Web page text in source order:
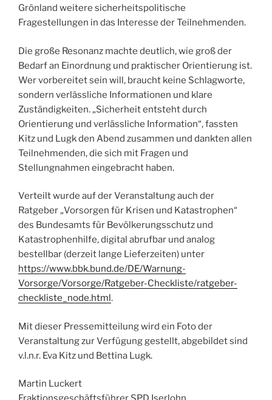
Grönland weitere sicherheitspolitische
Fragestellungen in das Interesse der Teilnehmenden.
Die große Resonanz machte deutlich, wie groß der
Bedarf an Einordnung und praktischer Orientierung ist.
Wer vorbereitet sein will, braucht keine Schlagworte,
sondern verlässliche Informationen und klare
Zuständigkeiten. „Sicherheit entsteht durch
Orientierung und verlässliche Information“, fassten
Kitz und Lugk den Abend zusammen und dankten allen
Teilnehmenden, die sich mit Fragen und
Stellungnahmen eingebracht haben.
Verteilt wurde auf der Veranstaltung auch der
Ratgeber „Vorsorgen für Krisen und Katastrophen“
des Bundesamts für Bevölkerungsschutz und
Katastrophenhilfe, digital abrufbar und analog
bestellbar (derzeit lange Lieferzeiten) unter
https://www.bbk.bund.de/DE/Warnung-
Vorsorge/Vorsorge/Ratgeber-Checkliste/ratgeber-
checkliste_node.html .
Mit dieser Pressemitteilung wird ein Foto der
Veranstaltung zur Verfügung gestellt, abgebildet sind
v.l.n.r. Eva Kitz und Bettina Lugk.
Martin Luckert